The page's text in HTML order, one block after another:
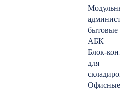
бытовые
АБК
Блок-
для